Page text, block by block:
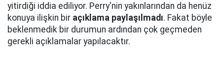
yitirdiği iddia ediliyor. Perry'nin yakınlarından da henüz
konuya ilişkin bir açıklama paylaşılmadı. Fakat böyle
beklenmedik bir durumun ardından çok geçmeden
gerekli açıklamalar yapılacaktır.